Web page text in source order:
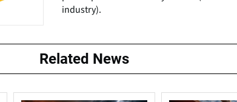
industry).
Related News